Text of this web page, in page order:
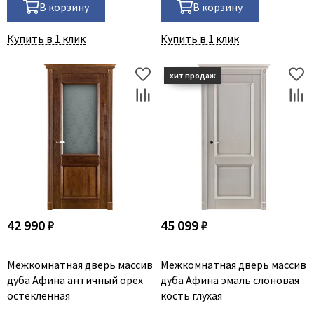
В корзину
Купить в 1 клик
В корзину
Купить в 1 клик
42 990 ₽
Межкомнатная дверь массив
дуба Афина античный орех
остекленная
45 099 ₽
Межкомнатная дверь массив
дуба Афина эмаль слоновая
кость глухая